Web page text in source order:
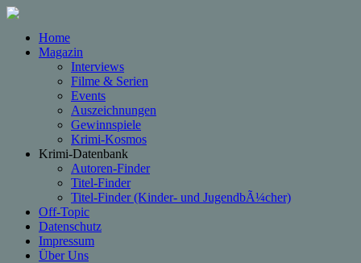
Home
Magazin
Interviews
Filme & Serien
Events
Auszeichnungen
Gewinnspiele
Krimi-Kosmos
Krimi-Datenbank
Autoren-Finder
Titel-Finder
Titel-Finder (Kinder- und JugendbÃ¼cher)
Off-Topic
Datenschutz
Impressum
Über Uns